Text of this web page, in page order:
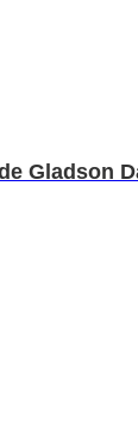
Gladson